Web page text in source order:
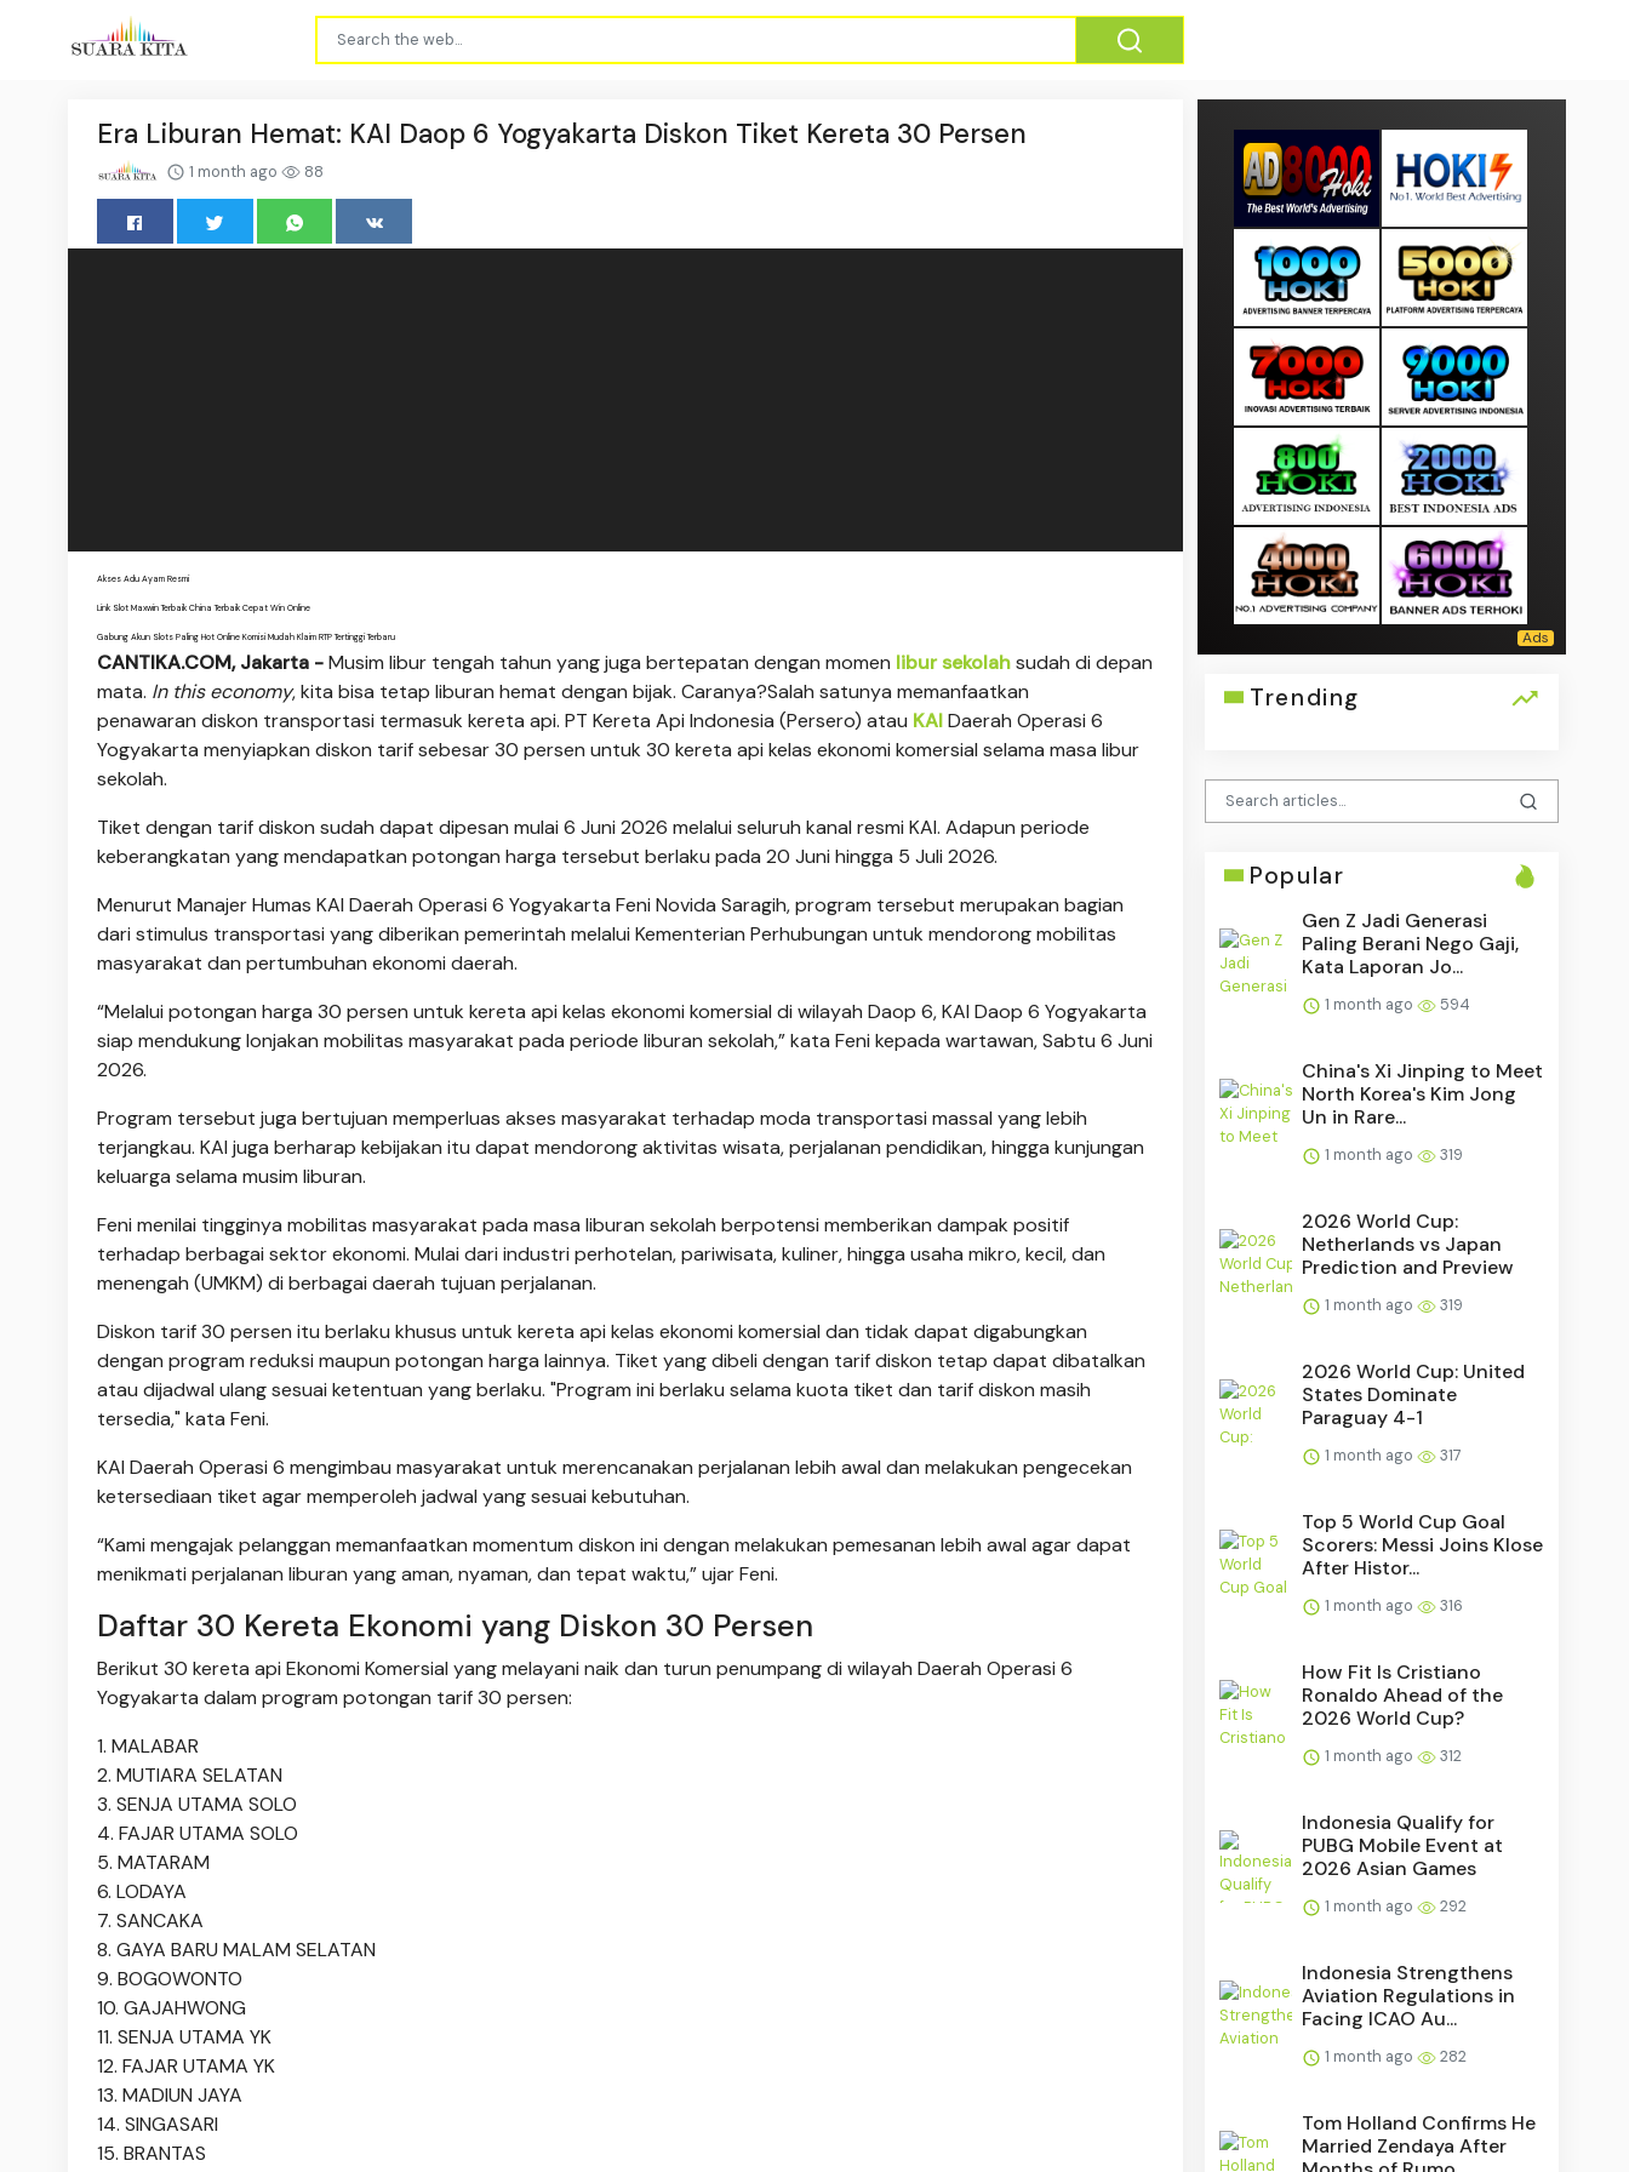
Era Liburan Hemat: KAI Daop 6 Yogyakarta Diskon Tiket Kereta 30 Persen
1 month ago 88
Akses Adu Ayam Resmi
Link Slot Maxwin Terbaik China Terbaik Cepat Win Online
Gabung Akun Slots Paling Hot Online Komisi Mudah Klaim RTP Tertinggi Terbaru
CANTIKA.COM, Jakarta -Musim libur tengah tahun yang juga bertepatan dengan momen libursekolahsudah di depan
mata. In thiseconomy, kita bisa tetap liburan hemat dengan bijak. Caranya?Salah satunya memanfaatkan
penawaran diskon transportasi termasuk kereta api. PT Kereta Api Indonesia (Persero) atau KAIDaerah Operasi 6
Yogyakarta menyiapkan diskon tarif sebesar 30 persen untuk 30 kereta api kelas ekonomi komersial selama masa libur
sekolah.
Tiket dengan tarif diskon sudah dapat dipesan mulai 6 Juni 2026 melalui seluruh kanal resmi KAI. Adapun periode
keberangkatan yang mendapatkan potongan harga tersebut berlaku pada 20 Juni hingga 5 Juli 2026.
Menurut Manajer Humas KAI Daerah Operasi 6 Yogyakarta Feni Novida Saragih, program tersebut merupakan bagian
dari stimulus transportasi yang diberikan pemerintah melalui Kementerian Perhubungan untuk mendorong mobilitas
masyarakat dan pertumbuhan ekonomi daerah.
“Melalui potongan harga 30 persen untuk kereta api kelas ekonomi komersial di wilayah Daop 6, KAI Daop 6 Yogyakarta
siap mendukung lonjakan mobilitas masyarakat pada periode liburan sekolah,” kata Feni kepada wartawan, Sabtu 6 Juni
2026.
Program tersebut juga bertujuan memperluas akses masyarakat terhadap moda transportasi massal yang lebih
terjangkau. KAI juga berharap kebijakan itu dapat mendorong aktivitas wisata, perjalanan pendidikan, hingga kunjungan
keluarga selama musim liburan.
Feni menilai tingginya mobilitas masyarakat pada masa liburan sekolah berpotensi memberikan dampak positif
terhadap berbagai sektor ekonomi. Mulai dari industri perhotelan, pariwisata, kuliner, hingga usaha mikro, kecil, dan
menengah (UMKM) di berbagai daerah tujuan perjalanan.
Diskon tarif 30 persen itu berlaku khusus untuk kereta api kelas ekonomi komersial dan tidak dapat digabungkan
dengan program reduksi maupun potongan harga lainnya. Tiket yang dibeli dengan tarif diskon tetap dapat dibatalkan
atau dijadwal ulang sesuai ketentuan yang berlaku. "Program ini berlaku selama kuota tiket dan tarif diskon masih
tersedia," kata Feni.
KAI Daerah Operasi 6 mengimbau masyarakat untuk merencanakan perjalanan lebih awal dan melakukan pengecekan
ketersediaan tiket agar memperoleh jadwal yang sesuai kebutuhan.
“Kami mengajak pelanggan memanfaatkan momentum diskon ini dengan melakukan pemesanan lebih awal agar dapat
menikmati perjalanan liburan yang aman, nyaman, dan tepat waktu,” ujar Feni.
Daftar 30 Kereta Ekonomi yang Diskon 30 Persen
Berikut 30 kereta api Ekonomi Komersial yang melayani naik dan turun penumpang di wilayah Daerah Operasi 6
Yogyakarta dalam program potongan tarif 30 persen:
1. MALABAR
2. MUTIARA SELATAN
3. SENJA UTAMA SOLO
4. FAJAR UTAMA SOLO
5. MATARAM
6. LODAYA
7. SANCAKA
8. GAYA BARU MALAM SELATAN
9. BOGOWONTO
10. GAJAHWONG
11. SENJA UTAMA YK
12. FAJAR UTAMA YK
13. MADIUN JAYA
14. SINGASARI
15. BRANTAS
Trending
Popular
Gen Z Jadi Generasi
Paling Berani Nego Gaji,
Kata Laporan Jo...
1 month ago 594
China's Xi Jinping to Meet
North Korea's Kim Jong
Un in Rare...
1 month ago 319
2026 World Cup:
Netherlands vs Japan
Prediction and Preview
1 month ago 319
2026 World Cup: United
States Dominate
Paraguay 4-1
1 month ago 317
Top 5 World Cup Goal
Scorers: Messi Joins Klose
After Histor...
1 month ago 316
How Fit Is Cristiano
Ronaldo Ahead of the
2026 World Cup?
1 month ago 312
Indonesia Qualify for
PUBG Mobile Event at
2026 Asian Games
1 month ago 292
Indonesia Strengthens
Aviation Regulations in
Facing ICAO Au...
1 month ago 282
Tom Holland Confirms He
Married Zendaya After